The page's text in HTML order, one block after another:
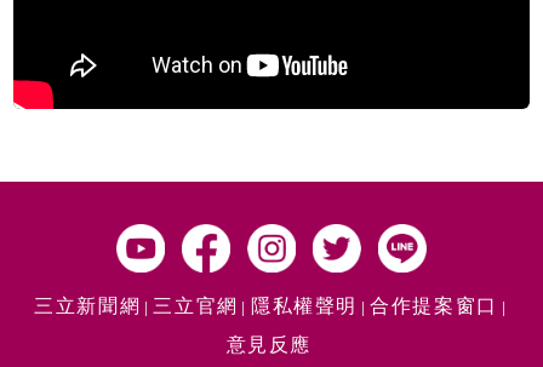
三立新聞網 三立官網 隱私權聲明
合作提案窗口
意見反應